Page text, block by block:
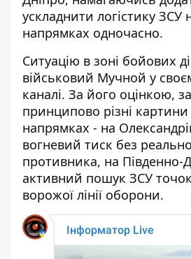
ускладнити логістику ЗСУ
напрямках одночасно.
Ситуацію в зоні бойових
військовий Мучной у
каналі. За його оцінкою,
принципово різні картини
напрямках - на
вогневий тиск без
противника, на Південно-
активний пошук ЗСУ
ворожої лінії оборони.